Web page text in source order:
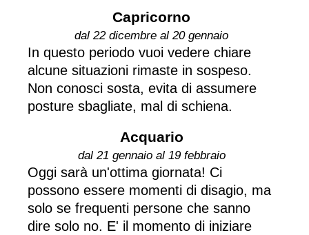
Capricorno
dal 22 dicembre al 20 gennaio
In questo periodo vuoi vedere chiare
alcune situazioni rimaste in sospeso.
Non conosci sosta, evita di assumere
posture sbagliate, mal di schiena.
Acquario
dal 21 gennaio al 19 febbraio
Oggi sarà un'ottima giornata! Ci
possono essere momenti di disagio, ma
solo se frequenti persone che sanno
dire solo no. E' il momento di iniziare